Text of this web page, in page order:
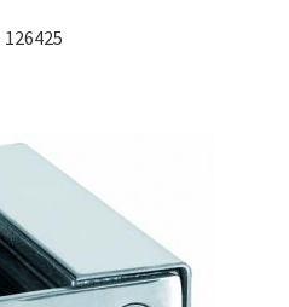
126425